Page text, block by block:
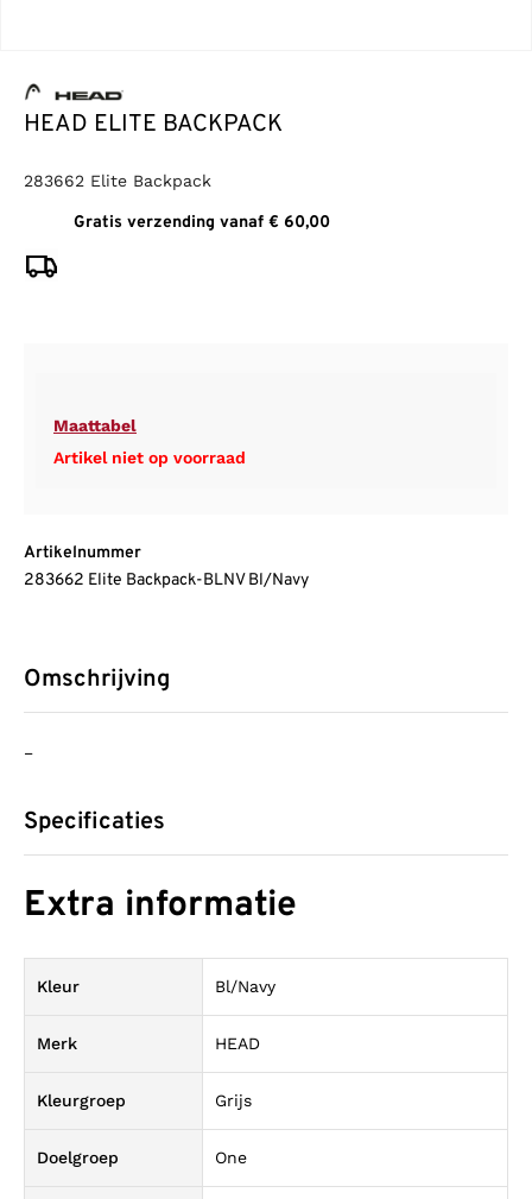
HEAD ELITE BACKPACK
283662 Elite Backpack
Gratis verzending vanaf € 60,00
Maattabel
Artikel niet op voorraad
Artikelnummer
283662 Elite Backpack-BLNV Bl/Navy
Omschrijving
–
Specificaties
Extra informatie
Kleur Bl/Navy
Merk HEAD
Kleurgroep Grijs
Doelgroep One